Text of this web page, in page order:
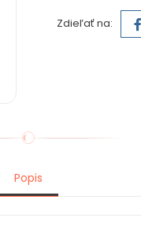
Zdieľať na:
Popis